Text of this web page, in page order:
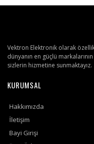
Vektron Elektronik olarak
dünyanın en güçlü
sizlerin hizmetine sunmaktayız.
KURUMSAL
Hakkımızda
İletişim
Bayi Girişi